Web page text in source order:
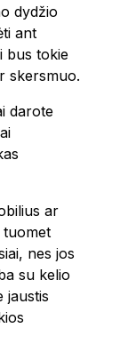
dydžio
ant
bus tokie
skersmuo.
darote
ar
nes jos
su kelio
jaustis